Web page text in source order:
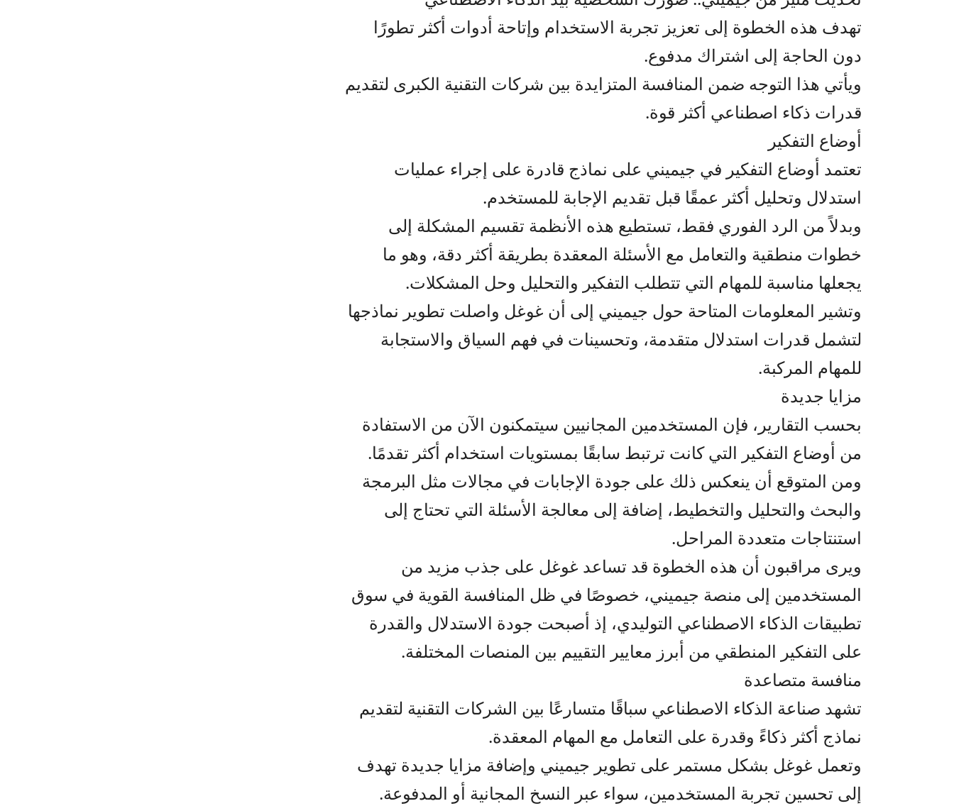
تهدف هذه الخطوة إلى تعزيز تجربة الاستخدام وإتاحة أدوات أكثر تطورًا
دون الحاجة إلى اشتراك مدفوع.
ويأتي هذا التوجه ضمن المنافسة المتزايدة بين شركات التقنية الكبرى لتقديم
قدرات ذكاء اصطناعي أكثر قوة.
أوضاع التفكير
تعتمد أوضاع التفكير في جيميني على نماذج قادرة على إجراء عمليات
استدلال وتحليل أكثر عمقًا قبل تقديم الإجابة للمستخدم.
وبدلاً من الرد الفوري فقط، تستطيع هذه الأنظمة تقسيم المشكلة إلى
خطوات منطقية والتعامل مع الأسئلة المعقدة بطريقة أكثر دقة، وهو ما
يجعلها مناسبة للمهام التي تتطلب التفكير والتحليل وحل المشكلات.
وتشير المعلومات المتاحة حول جيميني إلى أن غوغل واصلت تطوير نماذجها
لتشمل قدرات استدلال متقدمة، وتحسينات في فهم السياق والاستجابة
للمهام المركبة.
مزايا جديدة
بحسب التقارير، فإن المستخدمين المجانيين سيتمكنون الآن من الاستفادة
من أوضاع التفكير التي كانت ترتبط سابقًا بمستويات استخدام أكثر تقدمًا.
ومن المتوقع أن ينعكس ذلك على جودة الإجابات في مجالات مثل البرمجة
والبحث والتحليل والتخطيط، إضافة إلى معالجة الأسئلة التي تحتاج إلى
استنتاجات متعددة المراحل.
ويرى مراقبون أن هذه الخطوة قد تساعد غوغل على جذب مزيد من
المستخدمين إلى منصة جيميني، خصوصًا في ظل المنافسة القوية في سوق
تطبيقات الذكاء الاصطناعي التوليدي، إذ أصبحت جودة الاستدلال والقدرة
على التفكير المنطقي من أبرز معايير التقييم بين المنصات المختلفة.
منافسة متصاعدة
تشهد صناعة الذكاء الاصطناعي سباقًا متسارعًا بين الشركات التقنية لتقديم
نماذج أكثر ذكاءً وقدرة على التعامل مع المهام المعقدة.
وتعمل غوغل بشكل مستمر على تطوير جيميني وإضافة مزايا جديدة تهدف
إلى تحسين تجربة المستخدمين، سواء عبر النسخ المجانية أو المدفوعة.